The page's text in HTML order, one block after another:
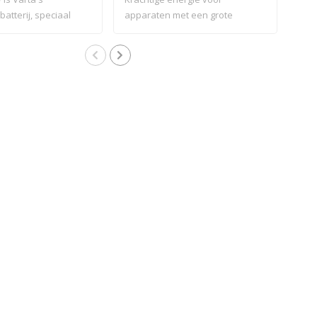
speciaal
apparaten met een grote